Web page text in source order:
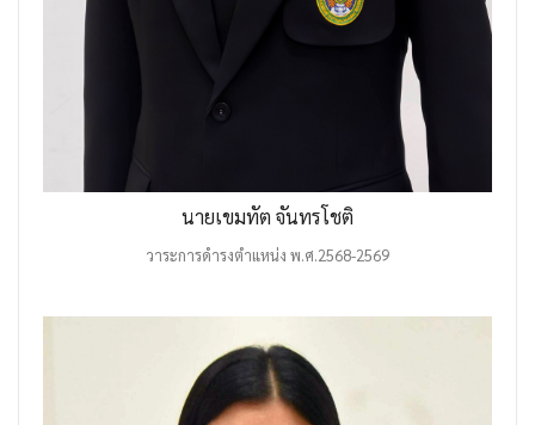
นายเขมทัต จันทรโชติ
วาระการดำรงตำแหน่ง พ.ศ.2568-2569